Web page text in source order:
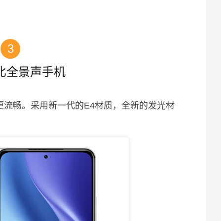
3
全景声手机
畅。采用新一代的E4材质，全新的发光材